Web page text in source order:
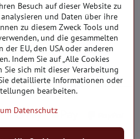
Besuch auf dieser Website zu
und Daten über ihre
zu diesem Zweck Tools und
und die gesammelten
EU, den USA oder anderen
Indem Sie auf „Alle Cookies
Sie sich mit dieser Verarbeitung
detaillierte Informationen oder
bearbeiten.
Datenschutz